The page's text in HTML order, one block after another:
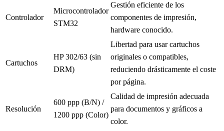
Controlador
Microcontrolador
STM32
Gestión eficiente de los
componentes de impresión,
hardware conocido.
Cartuchos
HP 302/63 (sin
DRM)
Libertad para usar cartuchos
originales o compatibles,
reduciendo drásticamente el coste
por página.
Resolución
600 ppp (B/N) /
1200 ppp (Color)
Calidad de impresión adecuada
para documentos y gráficos a
color.